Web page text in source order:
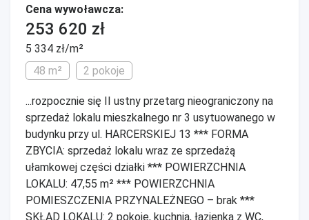
Cena wywoławcza:
253 620 zł
5 334 zł/m²
48 m²
2 pokoje
...rozpocznie się II ustny przetarg nieograniczony na
sprzedaż lokalu mieszkalnego nr 3 usytuowanego w
budynku przy ul. HARCERSKIEJ 13 *** FORMA
ZBYCIA: sprzedaż lokalu wraz ze sprzedażą
ułamkowej części działki *** POWIERZCHNIA
LOKALU: 47,55 m² *** POWIERZCHNIA
POMIESZCZENIA PRZYNALEŻNEGO – brak ***
SKŁAD LOKALU: 2 pokoje, kuchnia, łazienka z WC,